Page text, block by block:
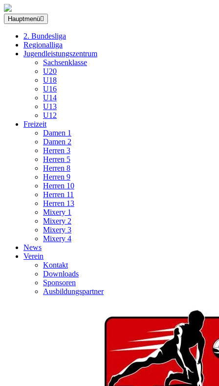
Hauptmenü
2. Bundesliga
Regionalliga
Jugendleistungszentrum
Sachsenklasse
U20
U18
U16
U14
U13
U12
Freizeit
Damen 1
Damen 2
Herren 3
Herren 5
Herren 8
Herren 9
Herren 10
Herren 11
Herren 13
Mixery 1
Mixery 2
Mixery 3
Mixery 4
News
Verein
Kontakt
Downloads
Sponsoren
Ausbildungspartner